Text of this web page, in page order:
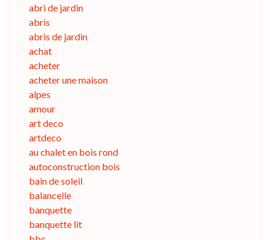
abri de jardin
abris
abris de jardin
achat
acheter
acheter une maison
alpes
amour
art deco
artdeco
au chalet en bois rond
autoconstruction bois
bain de soleil
balancelle
banquette
banquette lit